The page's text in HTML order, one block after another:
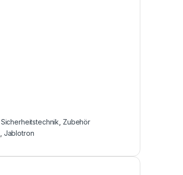
Sicherheitstechnik Zubehör
Jablotron